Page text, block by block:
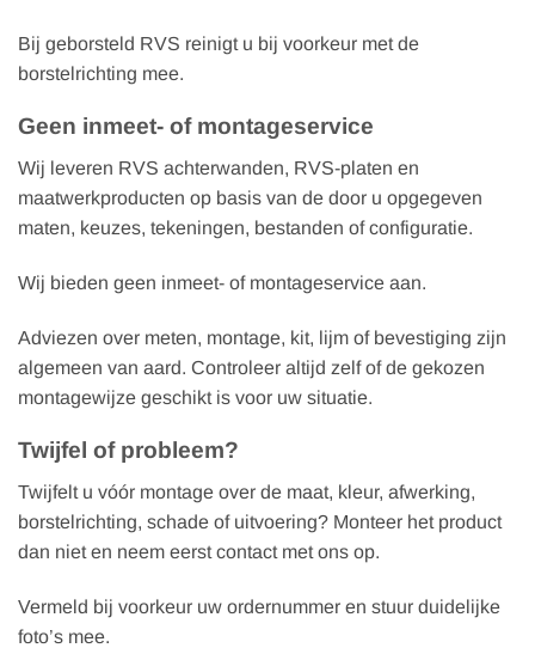
Bij geborsteld RVS reinigt u bij voorkeur met de
borstelrichting mee.
Geen inmeet- of montageservice
Wij leveren RVS achterwanden, RVS-platen en
maatwerkproducten op basis van de door u opgegeven
maten, keuzes, tekeningen, bestanden of configuratie.
Wij bieden geen inmeet- of montageservice aan.
Adviezen over meten, montage, kit, lijm of bevestiging zijn
algemeen van aard. Controleer altijd zelf of de gekozen
montagewijze geschikt is voor uw situatie.
Twijfel of probleem?
Twijfelt u vóór montage over de maat, kleur, afwerking,
borstelrichting, schade of uitvoering? Monteer het product
dan niet en neem eerst contact met ons op.
Vermeld bij voorkeur uw ordernummer en stuur duidelijke
foto’s mee.